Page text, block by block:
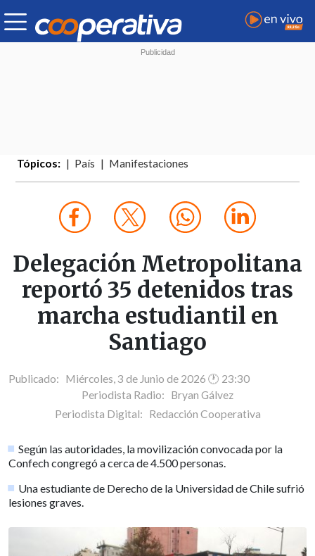
Tópicos: País Manifestaciones
Delegación Metropolitana
reportó 35 detenidos tras
marcha estudiantil en
Santiago
Publicado: Miércoles, 3 de Junio de 2026 🕐 23:30
Periodista Radio: Bryan Gálvez
Periodista Digital: Redacción Cooperativa
Según las autoridades, la movilización convocada por la
Confech congregó a cerca de 4.500 personas.
Una estudiante de Derecho de la Universidad de Chile sufrió
lesiones graves.